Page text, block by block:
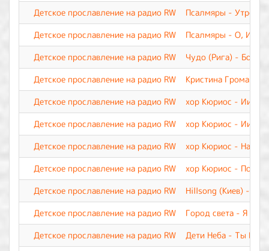
Детское прославление на радио RW
Псалмяры -
Детское прославление на радио RW
Псалмяры - О, Иисус
Детское прославление на радио RW
Чудо (Рига) - Бог
Детское прославление на радио RW
Кристина
Детское прославление на радио RW
хор Кюриос -
Детское прославление на радио RW
хор Кюриос -
Детское прославление на радио RW
хор Кюриос - Наш
Детское прославление на радио RW
хор Кюриос - Пой,
Детское прославление на радио RW
Hillsong (Киев) -
Детское прославление на радио RW
Город света - Я
Детское прославление на радио RW
Дети Неба - Ты